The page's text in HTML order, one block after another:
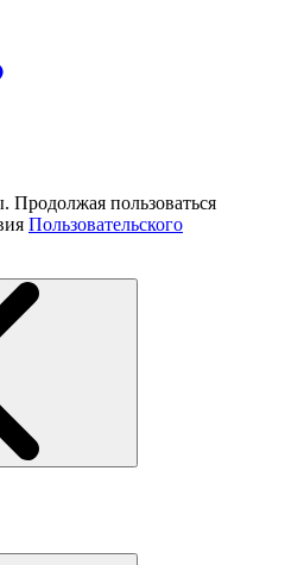
пользоваться
Пользовательского